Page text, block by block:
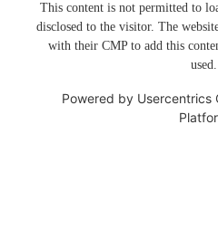
This content is not permitted to
disclosed to the visitor. The
with their CMP to add this
used.
Powered by Usercentrics